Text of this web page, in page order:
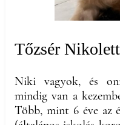
Tőzsér Nikolett
Niki vagyok, és
mindig van a
Több, mint 6 éve az